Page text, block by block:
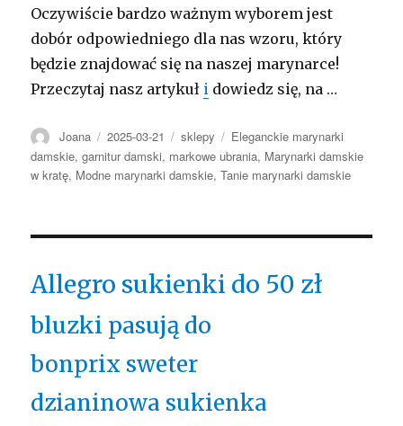
Oczywiście bardzo ważnym wyborem jest
dobór odpowiedniego dla nas wzoru, który
będzie znajdować się na naszej marynarce!
Przeczytaj nasz artykuł i dowiedz się, na …
Autor
Joana Opublikowano
2025-03-21 Kategorie
sklepy Tagi
Eleganckie marynarki
damskie,garnitur damski, markowe ubrania, Marynarki damskie
w kratę, Modne marynarki damskie,Tanie marynarki damskie
Allegro sukienki do 50 zł
bluzki pasują do
bonprix sweter
dzianinowa sukienka